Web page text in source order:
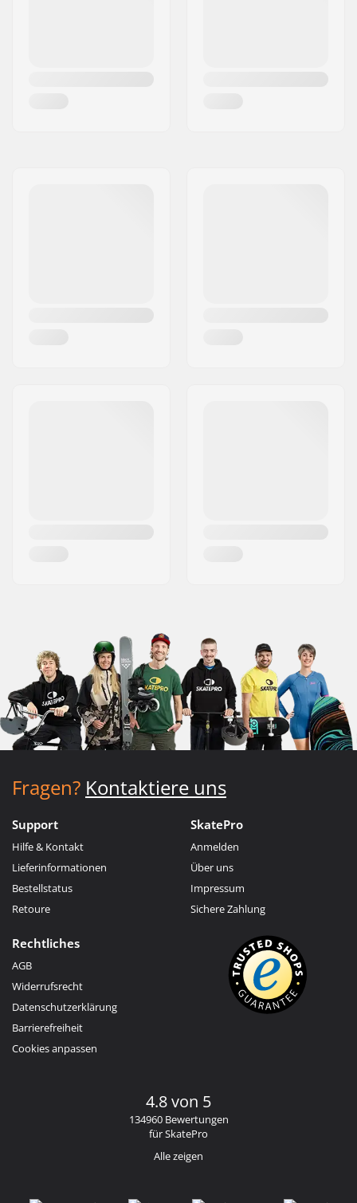
Fragen? Kontaktiere uns
Support
Hilfe & Kontakt
Lieferinformationen
Bestellstatus
Retoure
SkatePro
Anmelden
Über uns
Impressum
Sichere Zahlung
Rechtliches
AGB
Widerrufsrecht
Datenschutzerklärung
Barrierefreiheit
Cookies anpassen
4.8 von 5
134960 Bewertungen
für SkatePro
Alle zeigen